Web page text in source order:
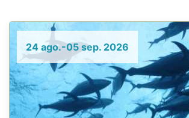
24 ago.-05 sep. 2026